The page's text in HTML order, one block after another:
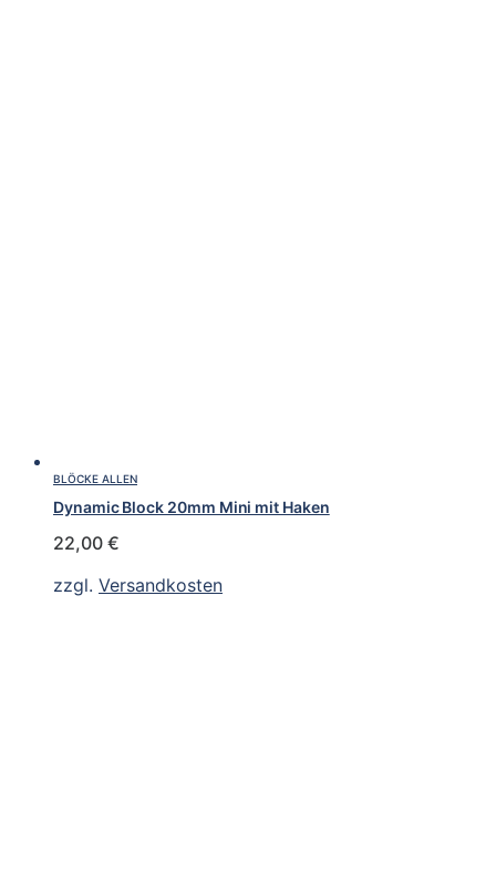
BLÖCKE ALLEN
Dynamic Block 20mm Mini mit Haken
22,00 €
zzgl. Versandkosten